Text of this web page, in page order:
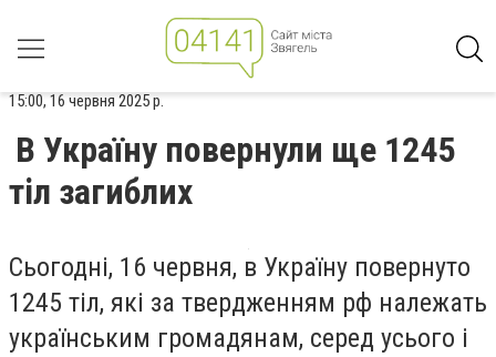
15:00, 16 червня 2025 р.
В Україну повернули ще 1245
тіл загиблих
Сьогодні, 16 червня, в Україну повернуто
1245 тіл, які за твердженням рф належать
українським громадянам, серед усього і